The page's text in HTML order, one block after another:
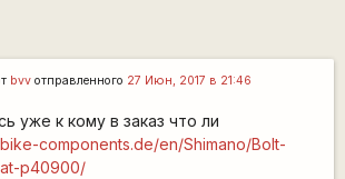
bvvотправленного 27 Июн, 2017 в 21:46
уже к кому в заказ что ли
components.de/en/Shimano/Bolt-
p40900/